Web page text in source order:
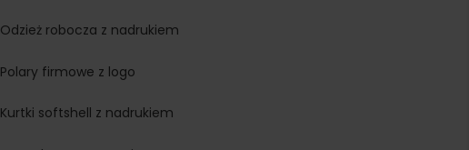
Odzież robocza z nadrukiem
Polary firmowe z logo
Kurtki softshell z nadrukiem